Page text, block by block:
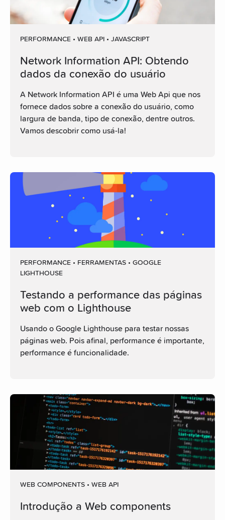
PERFORMANCE • WEB API • JAVASCRIPT
Network Information API: Obtendo
dados da conexão do usuário
A Network Information API é uma Web Api que nos
fornece dados sobre a conexão do usuário, como
largura de banda, tipo de conexão, dentre outros.
Vamos descobrir como usá-la!
PERFORMANCE • FERRAMENTAS • GOOGLE
LIGHTHOUSE
Testando a performance das páginas
web com o Lighthouse
Usando o Google Lighthouse para testar nossas
páginas web. Pois afinal, performance é importante,
performance é funcionalidade.
WEB COMPONENTS • WEB API
Introdução a Web components